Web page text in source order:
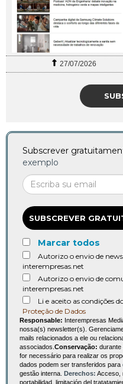
27/07/2026
Subscrever
exemplo
SUBSCREVER
Marcar todos
Autorizo o envio de
interempresas.net
Autorizo o envio de
interempresas.net
Li e aceito as condições
Proteção de Dados
Responsable: Interempresas
nossa(s) newsletter(s).
mails relacionados a ele ou
associados. Conservação: durante
for necessário para realizar os
dados podem ser transferidos para
gestão interna. Derechos: Acceso,
portabilidad, limitación del